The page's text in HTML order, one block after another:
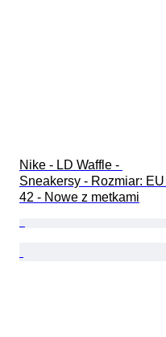
Nike - LD Waffle -
Sneakersy - Rozmiar: EU
42 - Nowe z metkami